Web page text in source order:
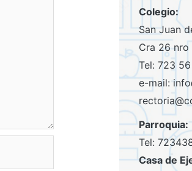
Colegio:
San Juan
Cra 26 nro
Tel: 723
e-mail:
Parroquia:
Tel:
Casa de